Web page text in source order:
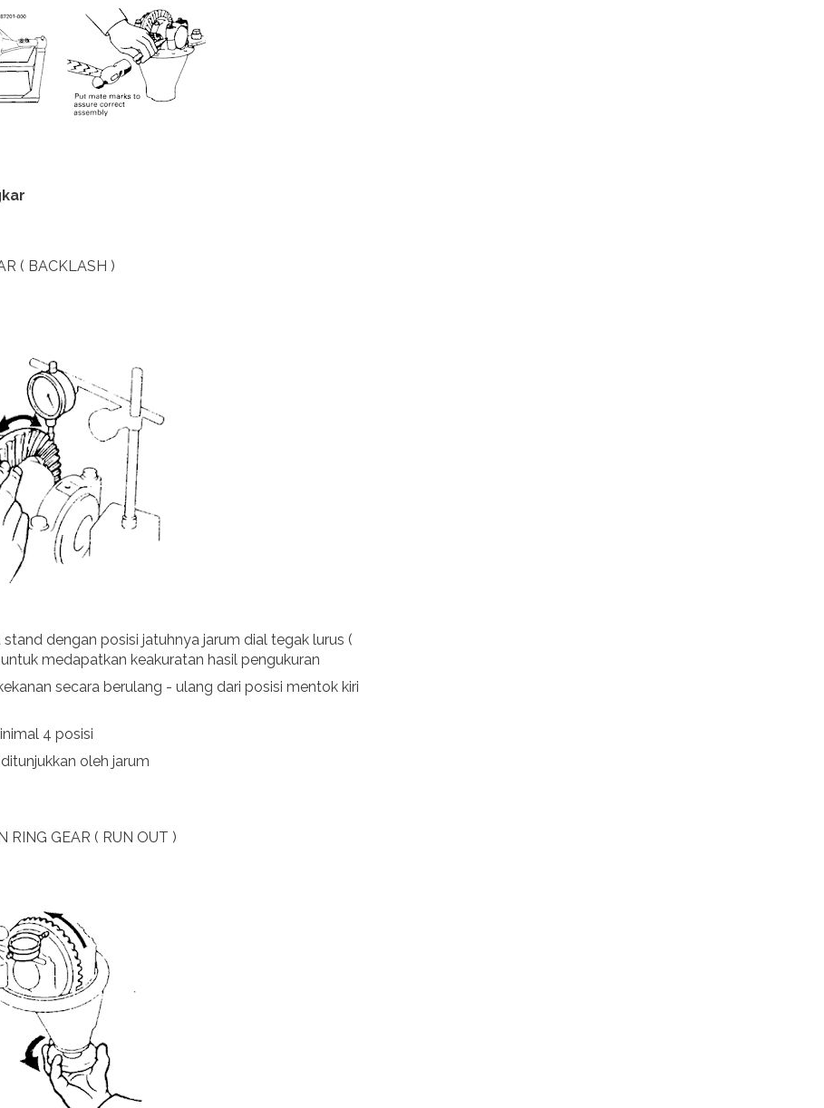
( BACKLASH )
dengan posisi jatuhnya jarum dial tegak lurus (
medapatkan keakuratan hasil pengukuran
secara berulang - ulang dari posisi mentok kiri
4 posisi
oleh jarum
RING GEAR ( RUN OUT )